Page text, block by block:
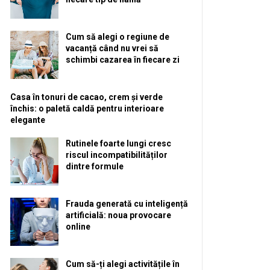
Cum să alegi o regiune de
vacanță când nu vrei să
schimbi cazarea în fiecare zi
Casa în tonuri de cacao, crem și verde
închis: o paletă caldă pentru interioare
elegante
Rutinele foarte lungi cresc
riscul incompatibilităților
dintre formule
Frauda generată cu inteligență
artificială: noua provocare
online
Cum să-ți alegi activitățile în